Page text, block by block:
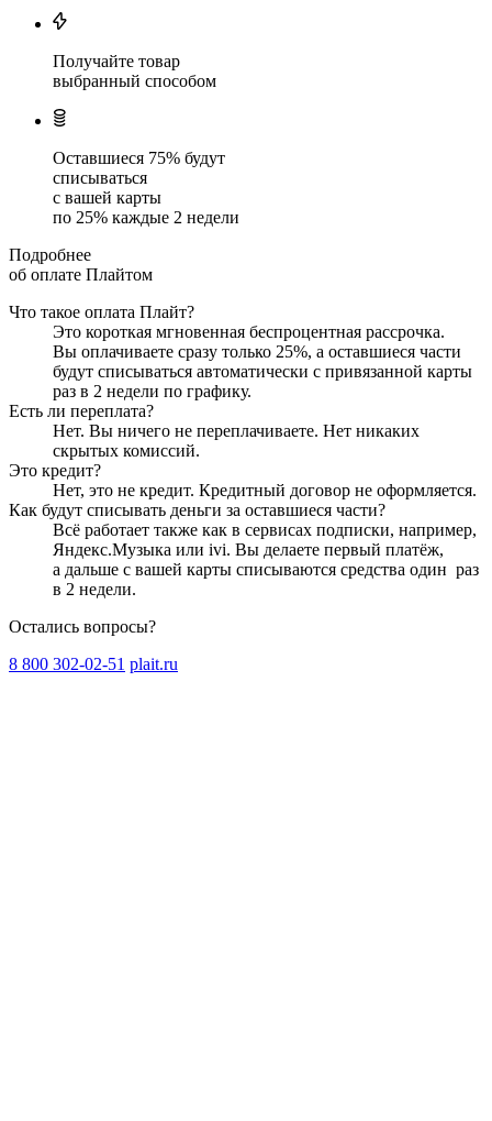
Получайте товар
выбранный способом
Оставшиеся 75% будут
списываться
с вашей карты
по 25% каждые 2 недели
Подробнее
об оплате Плайтом
Что такое оплата Плайт?
Это короткая мгновенная беспроцентная рассрочка.
Вы оплачиваете сразу только 25%, а оставшиеся части
будут списываться автоматически с привязанной карты
раз в 2 недели по графику.
Есть ли переплата?
Нет. Вы ничего не переплачиваете. Нет никаких
скрытых комиссий.
Это кредит?
Нет, это не кредит. Кредитный договор не оформляется.
Как будут списывать деньги за оставшиеся части?
Всё работает также как в сервисах подписки, например,
Яндекс.Музыка или ivi. Вы делаете первый платёж,
а дальше с вашей карты списываются средства один раз
в 2 недели.
Остались вопросы?
8 800 302-02-51 plait.ru